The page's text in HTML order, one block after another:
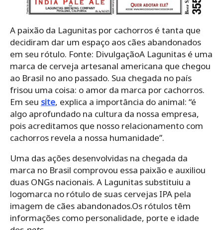
A paixão da Lagunitas por cachorros é tanta que
decidiram dar um espaço aos cães abandonados
em seu rótulo. Fonte: DivulgaçãoA Lagunitas é uma
marca de cerveja artesanal americana que chegou
ao Brasil no ano passado. Sua chegada no país
frisou uma coisa: o amor da marca por cachorros.
Em seu site, explica a importância do animal: “é
algo aprofundado na cultura da nossa empresa,
pois acreditamos que nosso relacionamento com
cachorros revela a nossa humanidade”.
Uma das ações desenvolvidas na chegada da
marca no Brasil comprovou essa paixão e auxiliou
duas ONGs nacionais. A Lagunitas substituiu a
logomarca no rótulo de suas cervejas IPA pela
imagem de cães abandonados.Os rótulos têm
informações como personalidade, porte e idade